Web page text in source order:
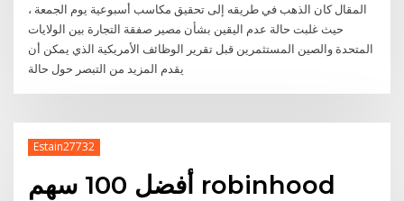
المقال كان الذهب في طريقه إلى تحقيق مكاسب أسبوعية يوم الجمعة ،
حيث غلبت حالة عدم اليقين بشأن مصير صفقة التجارة بين الولايات
المتحدة والصين المستثمرين قبل تقرير الوظائف الأمريكية الذي يمكن أن
يقدم المزيد من التبصر حول حالة
Estain27732
أفضل 100 سهم robinhood